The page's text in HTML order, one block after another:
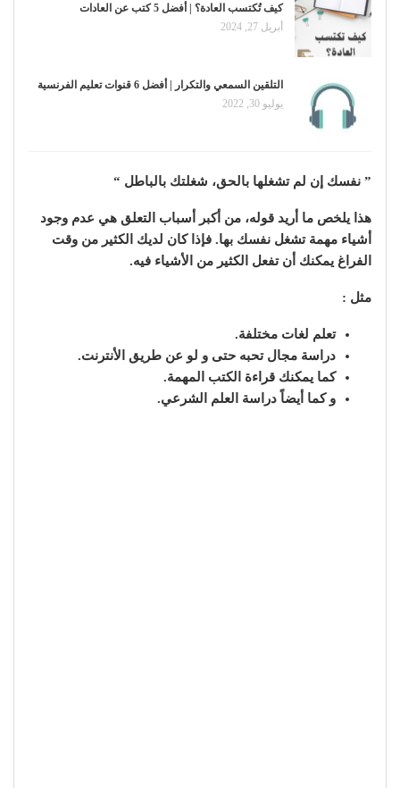
كيف تُكتسب العادة؟ | أفضل 5 كتب عن العادات
أبريل 27, 2024
التلقين السمعي والتكرار | أفضل 6 قنوات تعليم الفرنسية
يوليو 30, 2022
” نفسك إن لم تشغلها بالحق، شغلتك بالباطل “
هذا يلخص ما أريد قوله، من أكبر أسباب التعلق هي عدم وجود
أشياء مهمة تشغل نفسك بها. فإذا كان لديك الكثير من وقت
الفراغ يمكنك أن تفعل الكثير من الأشياء فيه.
مثل :
تعلم لغات مختلفة.
دراسة مجال تحبه حتى و لو عن طريق الأنترنت.
كما يمكنك قراءة الكتب المهمة.
و كما أيضاً دراسة العلم الشرعي.